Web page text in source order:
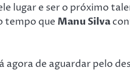
lugar e ser o próximo
tempo que Manu Silva
de aguardar pelo